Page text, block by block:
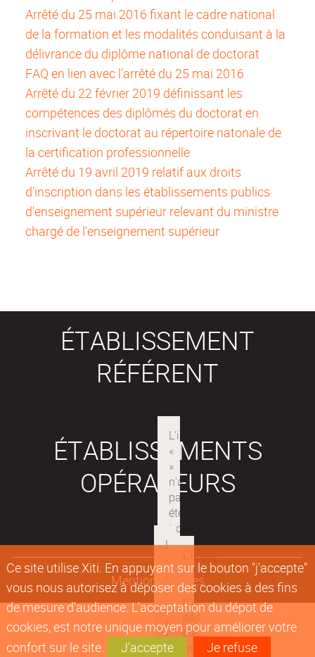
Ce site utilise Xiti. En appuyant sur le bouton "j'accepte"
vous nous autorisez à déposer des cookies à des fins
de mesure d'audience. L'acceptation du dépot de
cookies, est notre unique moyen pour améliorer votre
confort sur le site.
J'accepte Je refuse
Arrêté du 25 mai 2016 fixant le cadre national
de la formation et les modalités conduisant à la
délivrance du diplôme national de doctorat
FAQ en lien avec l'arrêté du 25 mai 2016
Arrêté du 22 février 2019 définissant les
compétences des diplômés du doctorat en
inscrivant le doctorat au répertoire natonale de
la certification professionnelle
Arrêté du 19 avril 2019 relatif aux droits
d'inscription dans les établissements publics
d'enseignement supérieur relevant du ministre
chargé de l'enseignement supérieur
ÉTABLISSEMENT
RÉFÉRENT
ÉTABLISSEMENTS
OPÉRATEURS
Mentions légales